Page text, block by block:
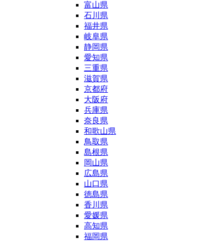
富山県
石川県
福井県
岐阜県
静岡県
愛知県
三重県
滋賀県
京都府
大阪府
兵庫県
奈良県
和歌山県
鳥取県
島根県
岡山県
広島県
山口県
徳島県
香川県
愛媛県
高知県
福岡県